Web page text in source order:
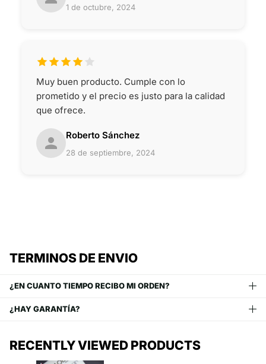
1 de octubre, 2024
Muy buen producto. Cumple con lo
prometido y el precio es justo para la calidad
que ofrece.
Roberto Sánchez
28 de septiembre, 2024
TERMINOS DE ENVIO
¿EN CUANTO TIEMPO RECIBO MI ORDEN?
¿HAY GARANTÍA?
RECENTLY VIEWED PRODUCTS